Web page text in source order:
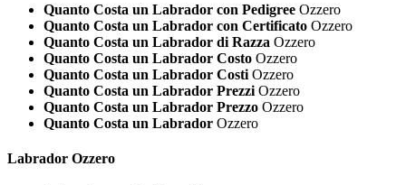
Quanto Costa un Labrador con Pedigree Ozzero
Quanto Costa un Labrador con Certificato Ozzero
Quanto Costa un Labrador di Razza Ozzero
Quanto Costa un Labrador Costo Ozzero
Quanto Costa un Labrador Costi Ozzero
Quanto Costa un Labrador Prezzi Ozzero
Quanto Costa un Labrador Prezzo Ozzero
Quanto Costa un Labrador Ozzero
Labrador Ozzero